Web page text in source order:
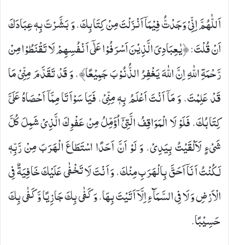
اَللّٰهُمَّ اِنِّیْ وَجَدْتُّ فِیْمَاۤ اَنْزَلْتَ مِنْ كِتَابِكَ، وَ بَشَّرْتَ بِهٖ عِبَادَكَ
اَنْ قُلْتَ: ﴿یٰعِبَادِیَ الَّذِیْنَ اَسْرَفُوْا عَلٰۤی اَنْفُسِهِمْ لَا تَقْنَطُوْا مِنْ
رَّحْمَةِ اللّٰهِ اِنَّ اللّٰهَ یَغْفِرُ الذُّنُوْبَ جَمِیْعًا﴾، وَ قَدْ تَقَدَّمَ مِنِّیْ مَا
قَدْ عَلِمْتَ، وَ مَاۤ اَنْتَ اَعْلَمُ بِهٖ مِنِّیْ، فَیَا سَوْاَتَا مِمَّاۤ اَحْصَاهُ عَلَیَّ
كِتَابُكَ، فَلَوْ لَا الْمَوَاقِفُ الَّتِیْۤ اُؤَمِّلُ مِنْ عَفْوِكَ الَّذِیْ شَمِلَ كُلَّ
شَیْ‏ءٍ لَاَلْقَیْتُ بِیَدِیْ، وَ لَوْ اَنَّ اَحَدًا اسْتَطَاعَ الْهَرَبَ مِنْ رَّبِّهٖ
لَكُنْتُ اَنَاۤ اَحَقَّ بِالْهَرَبِ مِنْكَ، وَ اَنْتَ لَا تَخْفٰى عَلَیْكَ خَافِیَةٌ فِی
الْاَرْضِ وَ لَا فِی السَّمَآءِ اِلَّاۤ اَتَیْتَ بِهَا، وَ كَفٰى بِكَ جَازِیًا وَّ كَفٰى بِكَ
حَسِیْبًا.